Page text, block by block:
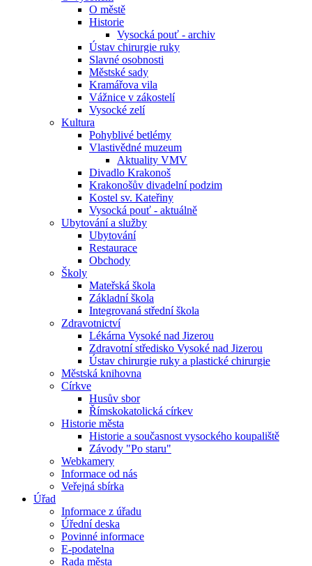
O městě
Historie
Vysocká pouť - archiv
Ústav chirurgie ruky
Slavné osobnosti
Městské sady
Kramářova vila
Vážnice v zákostelí
Vysocké zelí
Kultura
Pohyblivé betlémy
Vlastivědné muzeum
Aktuality VMV
Divadlo Krakonoš
Krakonošův divadelní podzim
Kostel sv. Kateřiny
Vysocká pouť - aktuálně
Ubytování a služby
Ubytování
Restaurace
Obchody
Školy
Mateřská škola
Základní škola
Integrovaná střední škola
Zdravotnictví
Lékárna Vysoké nad Jizerou
Zdravotní středisko Vysoké nad Jizerou
Ústav chirurgie ruky a plastické chirurgie
Městská knihovna
Církve
Husův sbor
Římskokatolická církev
Historie města
Historie a současnost vysockého koupaliště
Závody "Po staru"
Webkamery
Informace od nás
Veřejná sbírka
Úřad
Informace z úřadu
Úřední deska
Povinné informace
E-podatelna
Rada města